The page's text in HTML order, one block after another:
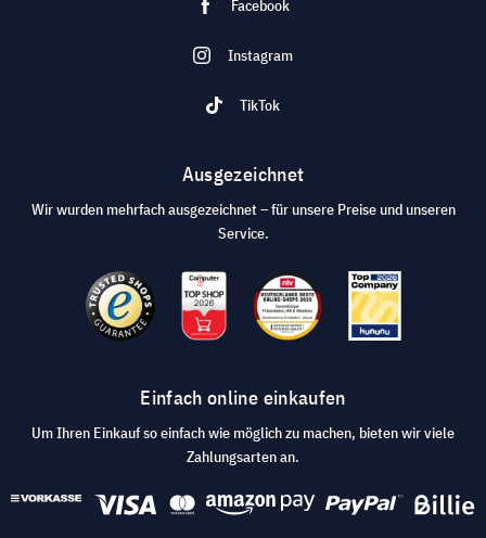
Facebook
Instagram
TikTok
Ausgezeichnet
Wir wurden mehrfach ausgezeichnet – für unsere Preise und unseren
Service.
Einfach online einkaufen
Um Ihren Einkauf so einfach wie möglich zu machen, bieten wir viele
Zahlungsarten an.